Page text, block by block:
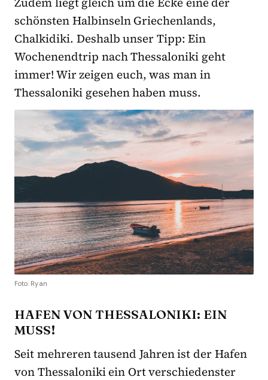
schönsten Halbinseln Griechenlands,
Chalkidiki. Deshalb unser Tipp: Ein
Wochenendtrip nach Thessaloniki geht
immer! Wir zeigen euch, was man in
Thessaloniki gesehen haben muss.
Foto: Ryan
HAFEN VON THESSALONIKI: EIN
MUSS!
Seit mehreren tausend Jahren ist der Hafen
von Thessaloniki ein Ort verschiedenster